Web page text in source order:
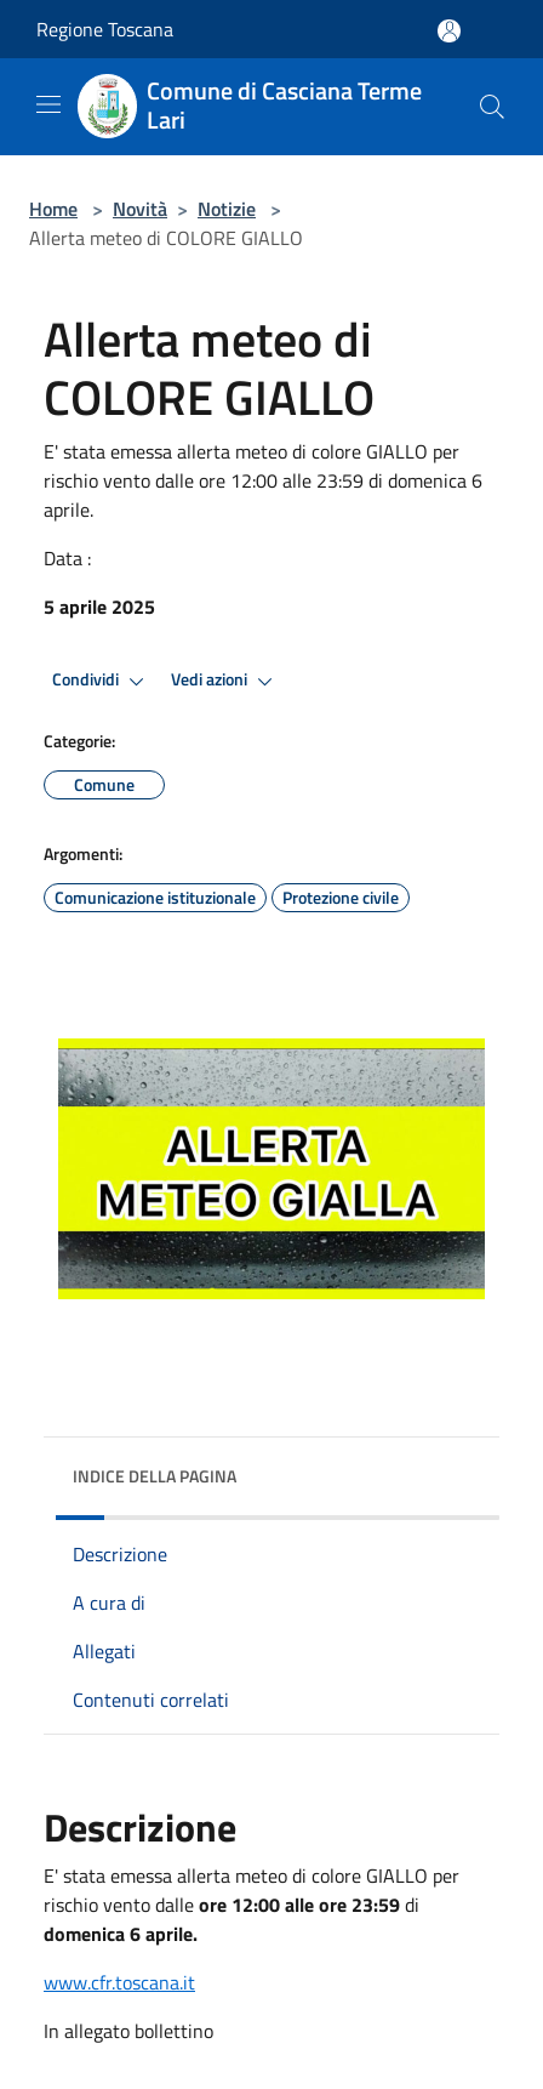
Regione Toscana
Comune di Casciana Terme
Lari
Home > Novità > Notizie >
Allerta meteo di COLORE GIALLO
Allerta meteo di
COLORE GIALLO
E' stata emessa allerta meteo di colore GIALLO per
rischio vento dalle ore 12:00 alle 23:59 di domenica 6
aprile.
Data :
5 aprile 2025
Condividi Vedi azioni
Categorie:
Comune
Argomenti:
Comunicazione istituzionale
Protezione civile
INDICE DELLA PAGINA
Descrizione
A cura di
Allegati
Contenuti correlati
Descrizione
E' stata emessa allerta meteo di colore GIALLO per
rischio vento dalleore 12:00 alle ore 23:59di
domenica 6 aprile.
www.cfr.toscana.it
In allegato bollettino